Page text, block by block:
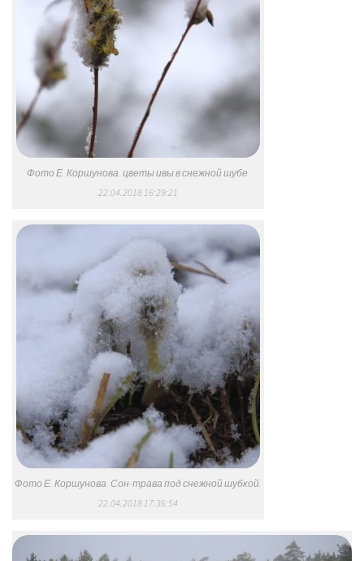
Фото Е. Коршунова. цветы ивы в снежной шубе.
22.04.2018 16:29:21
Фото Е. Коршунова. Сон-трава под снежной шубкой.
22.04.2018 17:36:54